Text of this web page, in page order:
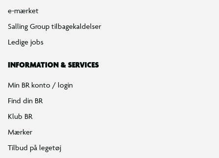
e-mærket
Salling Group tilbagekaldelser
Ledige jobs
INFORMATION & SERVICES
Min BR konto / login
Find din BR
Klub BR
Mærker
Tilbud på legetøj